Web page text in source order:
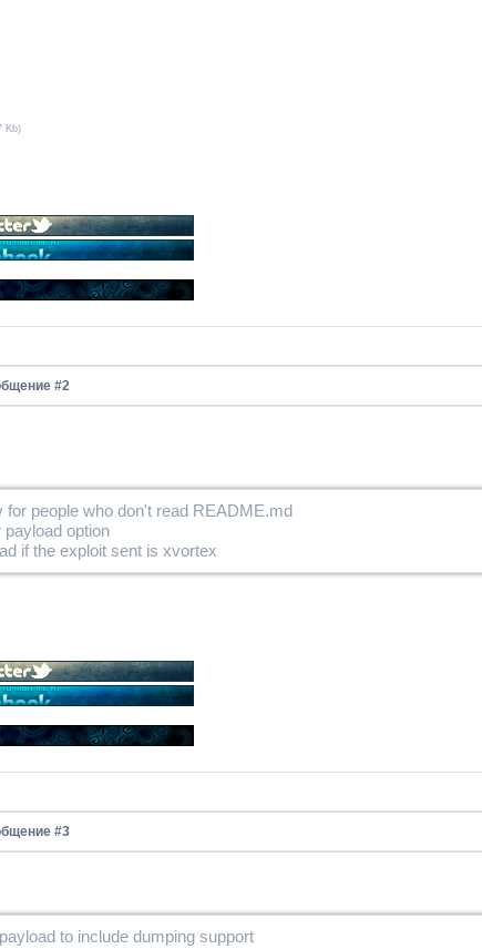
Kb)
#2
for people who don't read README.md
payload option
if the exploit sent is xvortex
#3
to include dumping support